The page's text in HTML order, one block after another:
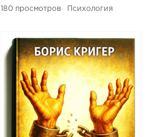
философия сообществ
180 Психология